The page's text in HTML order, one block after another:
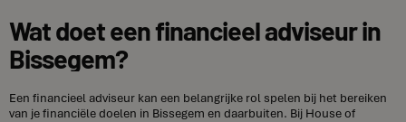
Wat doet een financieel adviseur in
Bissegem?
Een financieel adviseur kan een belangrijke rol spelen bij het bereiken
van je financiële doelen in Bissegem en daarbuiten. Bij House of